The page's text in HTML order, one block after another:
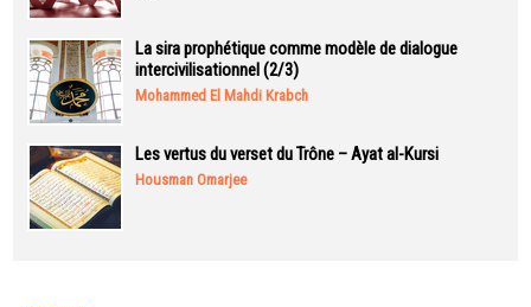
La sira prophétique comme modèle de dialogue
intercivilisationnel (2/3)
Mohammed El Mahdi Krabch
Les vertus du verset du Trône – Ayat al-Kursi
Housman Omarjee